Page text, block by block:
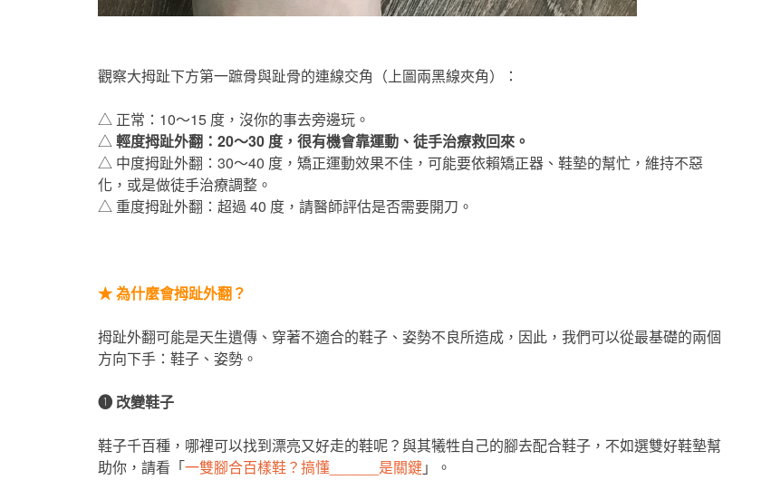
觀察大拇趾下方第一蹠骨與趾骨的連線交角（上圖兩黑線夾角）：
△ 正常：10～15 度，沒你的事去旁邊玩。
△輕度拇趾外翻：20～30 度，很有機會靠運動、徒手治療救回來。
△ 中度拇趾外翻：30～40 度，矯正運動效果不佳，可能要依賴矯正器、鞋墊的幫忙，維持不惡
化，或是做徒手治療調整。
△ 重度拇趾外翻：超過 40 度，請醫師評估是否需要開刀。
★ 為什麼會拇趾外翻？
拇趾外翻可能是天生遺傳、穿著不適合的鞋子、姿勢不良所造成，因此，我們可以從最基礎的兩個
方向下手：鞋子、姿勢。
❶ 改變鞋子
鞋子千百種，哪裡可以找到漂亮又好走的鞋呢？與其犧牲自己的腳去配合鞋子，不如選雙好鞋墊幫
助你，請看「一雙腳合百樣鞋？搞懂______是關鍵」。